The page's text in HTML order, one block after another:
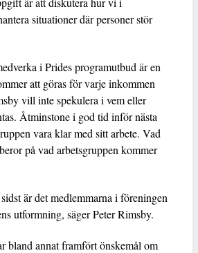
situationer där personer stör
i Prides programutbud är en
att göras för varje inkommen
vill inte spekulera i vem eller
Åtminstone i god tid inför nästa
vara klar med sitt arbete. Vad
på vad arbetsgruppen kommer
är det medlemmarna i föreningen
utformning, säger Peter Rimsby.
bland annat framfört önskemål om